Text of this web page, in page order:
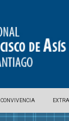
CONVIVENCIA